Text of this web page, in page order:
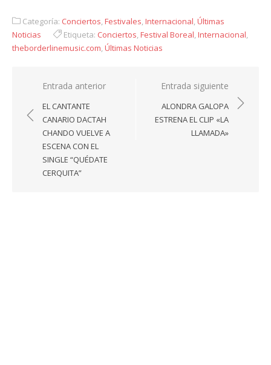
Categoría: Conciertos,Festivales,Internacional,Últimas
Noticias
Etiqueta: Conciertos,Festival Boreal,Internacional,
theborderlinemusic.com,Últimas Noticias
Navegación
entradas
Entrada anterior
EL CANTANTE
CANARIO DACTAH
CHANDO VUELVE A
ESCENA CON EL
SINGLE “QUÉDATE
CERQUITA”
Entrada siguiente
ALONDRA GALOPA
ESTRENA EL CLIP «LA
LLAMADA»